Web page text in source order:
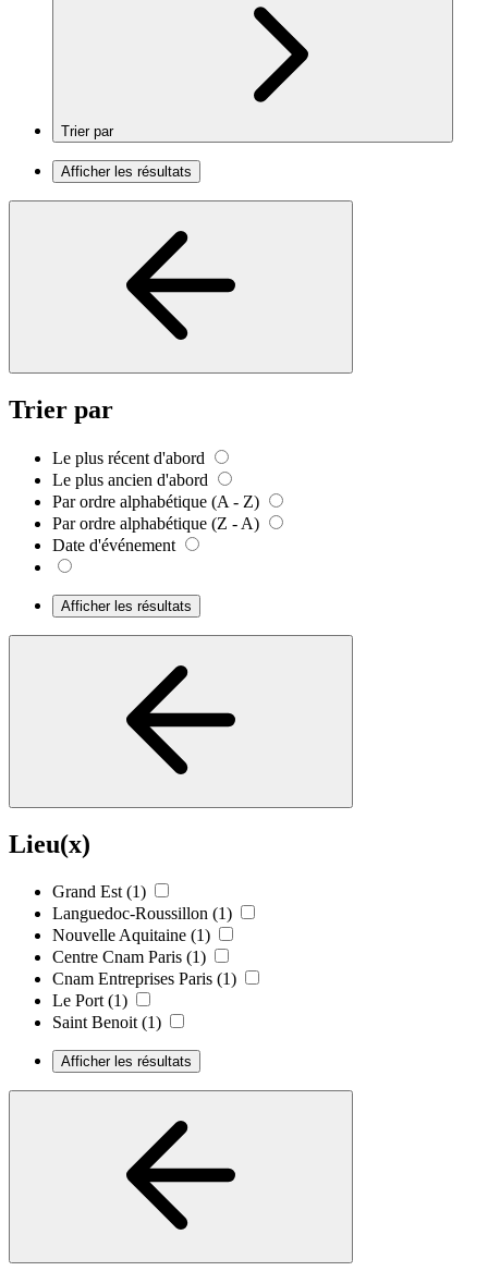
Trier par
Afficher les résultats
Trier par
Le plus récent d'abord
Le plus ancien d'abord
Par ordre alphabétique (A - Z)
Par ordre alphabétique (Z - A)
Date d'événement
Afficher les résultats
Lieu(x)
Grand Est (1)
Languedoc-Roussillon (1)
Nouvelle Aquitaine (1)
Centre Cnam Paris (1)
Cnam Entreprises Paris (1)
Le Port (1)
Saint Benoit (1)
Afficher les résultats